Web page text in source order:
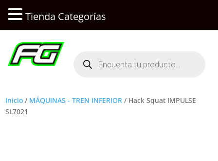
productos
Inicio / MÁQUINAS - TREN INFERIOR / Hack Squat IMPULSE
SL7021
Tienda Categorías